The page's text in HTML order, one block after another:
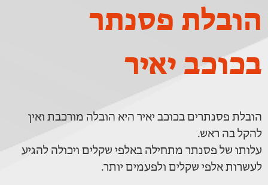
הובלת פסנתר
בכוכב יאיר
הובלת פסנתרים בכוכב יאיר היא הובלה מורכבת ואין
להקל בה ראש.
עלותו של פסנתר מתחילה באלפי שקלים ויכולה להגיע
לעשרות אלפי שקלים ולפעמים יותר.